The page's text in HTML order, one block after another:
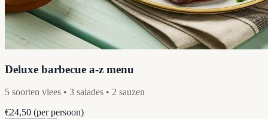
Deluxe barbecue a-z menu
5 soorten vlees • 3 salades • 2 sauzen
€24,50 (per persoon)